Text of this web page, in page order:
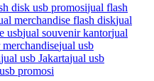
disk usb promosijual flash
merchandise flash diskjual
usbjual souvenir kantorjual
jual usb
jual usb Jakartajual usb
usb promosi